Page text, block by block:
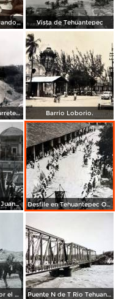
Tipos Mexicanos lavando en el Rio Tehuantepec por el Fotógrafo Charles B. Waite. Vista de Tehuantepec
Panoramica de la Carretera. Barrio Loborio.
Monumento a Dona Juana Romero. Desfile en Tehuantepec Oaxaca.
Familia en carreta por el Fotógrafo Fox & Carmichael. Puente N de T Rio Tehuantepec.